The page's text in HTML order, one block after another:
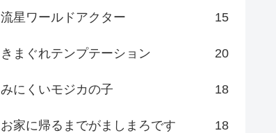
流星ワールドアクター 15
きまぐれテンプテーション 20
みにくいモジカの子 18
お家に帰るまでがましまろです 18